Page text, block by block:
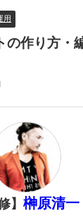
用
の作り方・
】 榊原清一